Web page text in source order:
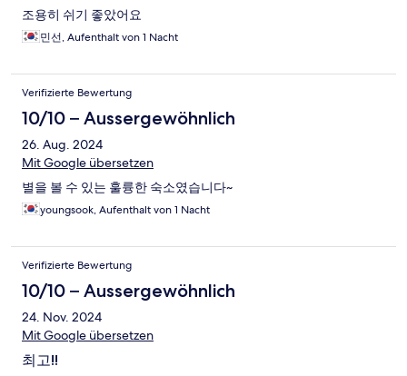
조용히 쉬기 좋았어요
민선, Aufenthalt von 1 Nacht
Verifizierte Bewertung
10/10 – Aussergewöhnlich
26. Aug. 2024
Mit Google übersetzen
별을 볼 수 있는 훌륭한 숙소였습니다~
youngsook, Aufenthalt von 1 Nacht
Verifizierte Bewertung
10/10 – Aussergewöhnlich
24. Nov. 2024
Mit Google übersetzen
최고!!